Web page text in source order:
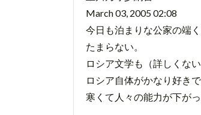
March 03, 2005 02:08
今日も泊まりな公家の端
たまらない。
ロシア文学も（詳しくな
ロシア自体がかなり好きで
寒くて人々の能力が下が